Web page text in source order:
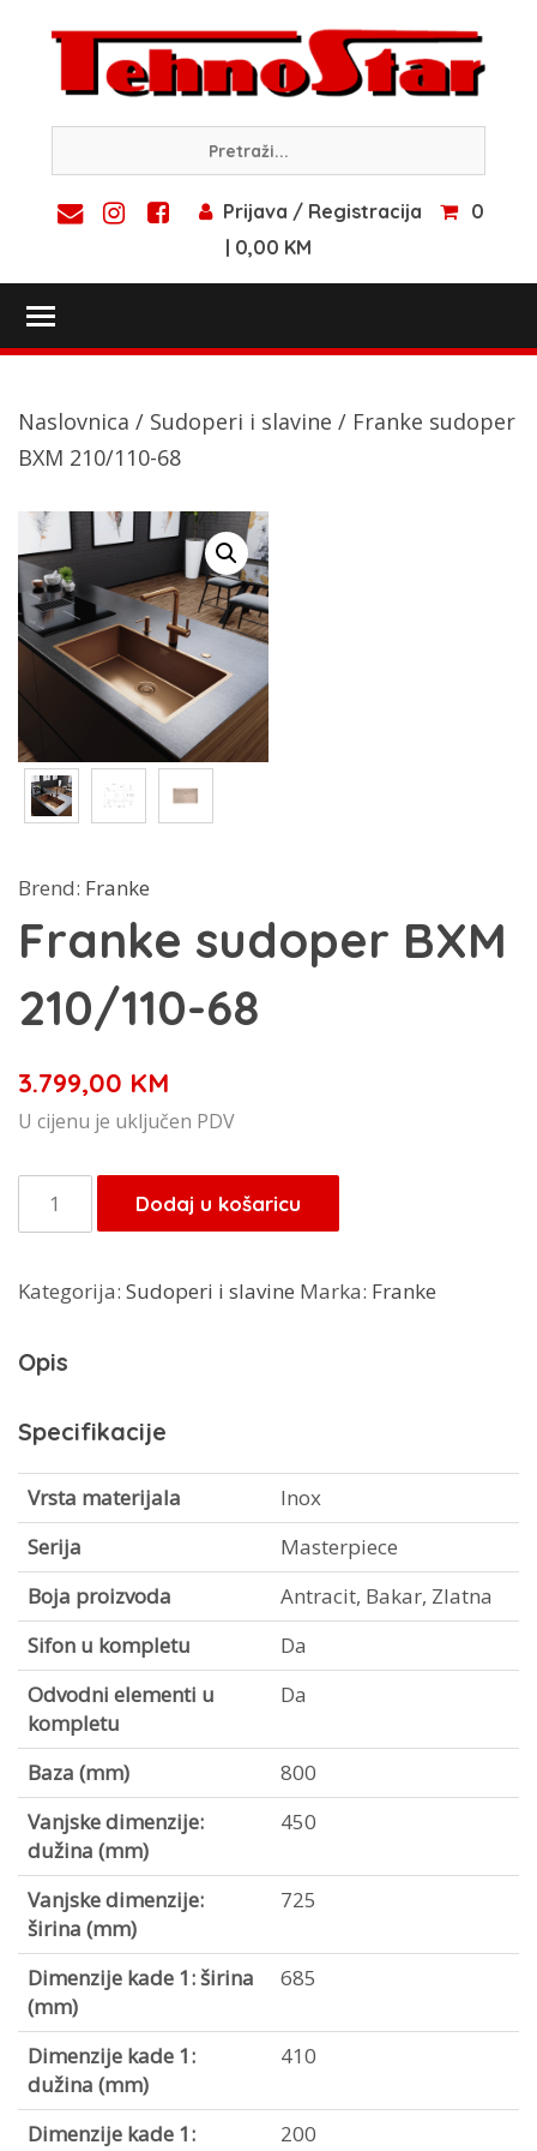
content
Prijava / Registracija
0
| 0,00 KM
Naslovnica / Sudoperi i slavine / Franke sudoper
BXM 210/110-68
Brend: Franke
Franke sudoper BXM
210/110-68
3.799,00 KM
U cijenu je uključen PDV
Franke
sudoper
210/110-
količina
Dodaj u košaricu
Kategorija: Sudoperi i slavine Marka: Franke
Opis
Specifikacije
Vrsta materijala
Inox
Serija
Masterpiece
Boja proizvoda
Antracit, Bakar, Zlatna
Sifon u kompletu
Da
Odvodni elementi u
kompletu
Da
Baza (mm)
800
Vanjske dimenzije:
dužina (mm)
450
Vanjske dimenzije:
širina (mm)
725
Dimenzije kade 1: širina
(mm)
685
Dimenzije kade 1:
dužina (mm)
410
Dimenzije kade 1:
200